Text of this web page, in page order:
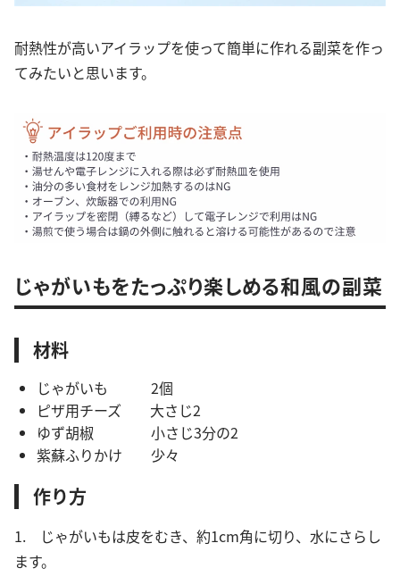
耐熱性が高いアイラップを使って簡単に作れる副菜を作っ
てみたいと思います。
じゃがいもをたっぷり楽しめる和風の副菜
材料
じゃがいも 2個
ピザ用チーズ 大さじ2
ゆず胡椒 小さじ3分の2
紫蘇ふりかけ 少々
作り方
1. じゃがいもは皮をむき、約1cm角に切り、水にさらし
ます。